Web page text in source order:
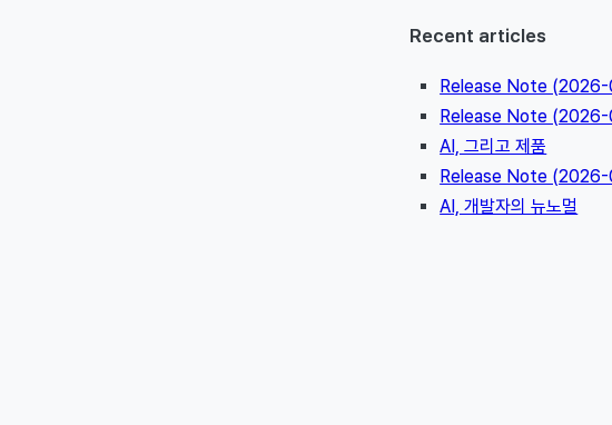
Recent articles
Release Note
Release Note (2026-
AI, 그리고 제품
Release Note (2026-
AI, 개발자의 뉴노멀